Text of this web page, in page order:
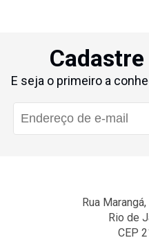
E seja o primeiro a
Rua
Rio de
CEP